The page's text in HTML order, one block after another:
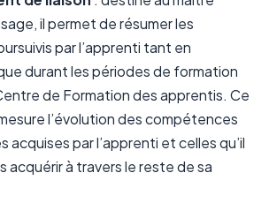
il permet de résumer les
par l’apprenti tant en
durant les périodes de formation
de Formation des apprentis. Ce
l’évolution des compétences
acquises par l’apprenti et celles qu’il
acquérir à travers le reste de sa